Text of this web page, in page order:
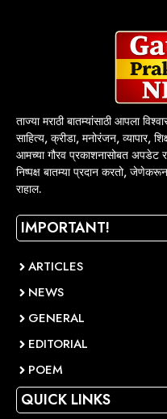
ताज्या मराठी बातम्यांसाठी आपला
साहित्य, क्रीडा, मनोरंजन, व्यापार,
आमच्या गौरव प्रकाशनासोबत अपडेट
निष्पक्ष बातम्या प्रदान करतो,
राहाल.
IMPORTANT!
ARTICLES
NEWS
GENERAL
EDITORIAL
POEM
QUICK LINKS